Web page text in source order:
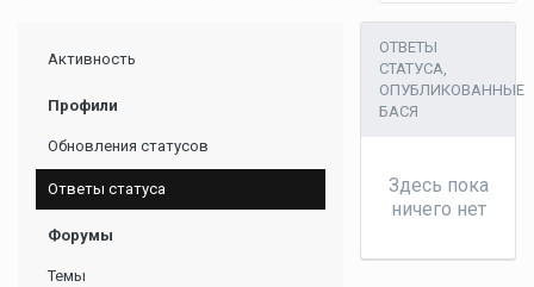
Активность
Профили
Обновления статусов
Ответы статуса
Форумы
Темы
ОТВЕТЫ
СТАТУСА,
ОПУБЛИКОВАННЫЕ
БАСЯ
Здесь пока
ничего нет